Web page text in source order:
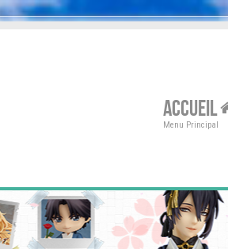
ACCUEIL
Menu Principal